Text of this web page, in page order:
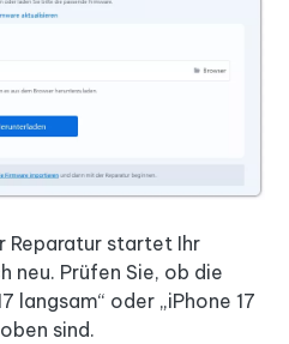
Reparatur startet Ihr
neu. Prüfen Sie, ob die
langsam“ oder „iPhone 17
sind.